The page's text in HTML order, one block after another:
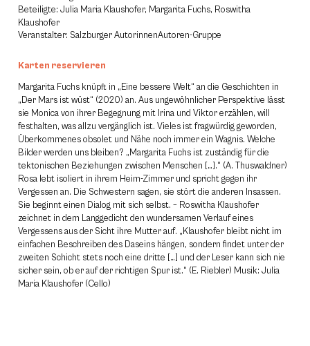
Beteiligte: Julia Maria Klaushofer, Margarita Fuchs, Roswitha
Klaushofer
Veranstalter: Salzburger AutorinnenAutoren-Gruppe
Karten reservieren
Margarita Fuchs knüpft in „Eine bessere Welt“ an die Geschichten in
„Der Mars ist wüst“ (2020) an. Aus ungewöhnlicher Perspektive lässt
sie Monica von ihrer Begegnung mit Irina und Viktor erzählen, will
festhalten, was allzu vergänglich ist. Vieles ist fragwürdig geworden,
Überkommenes obsolet und Nähe noch immer ein Wagnis. Welche
Bilder werden uns bleiben? „Margarita Fuchs ist zuständig für die
tektonischen Beziehungen zwischen Menschen […].“ (A. Thuswaldner)
Rosa lebt isoliert in ihrem Heim-Zimmer und spricht gegen ihr
Vergessen an. Die Schwestern sagen, sie stört die anderen Insassen.
Sie beginnt einen Dialog mit sich selbst. – Roswitha Klaushofer
zeichnet in dem Langgedicht den wundersamen Verlauf eines
Vergessens aus der Sicht ihre Mutter auf. „Klaushofer bleibt nicht im
einfachen Beschreiben des Daseins hängen, sondern findet unter der
zweiten Schicht stets noch eine dritte […] und der Leser kann sich nie
sicher sein, ob er auf der richtigen Spur ist.“ (E. Riebler) Musik: Julia
Maria Klaushofer (Cello)